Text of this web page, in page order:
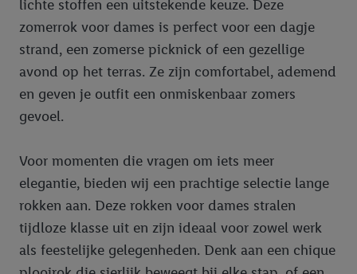
lichte stoffen een uitstekende keuze. Deze
zomerrok voor dames is perfect voor een dagje
strand, een zomerse picknick of een gezellige
avond op het terras. Ze zijn comfortabel, ademend
en geven je outfit een onmiskenbaar zomers
gevoel.
Voor momenten die vragen om iets meer
elegantie, bieden wij een prachtige selectie lange
rokken aan. Deze rokken voor dames stralen
tijdloze klasse uit en zijn ideaal voor zowel werk
als feestelijke gelegenheden. Denk aan een chique